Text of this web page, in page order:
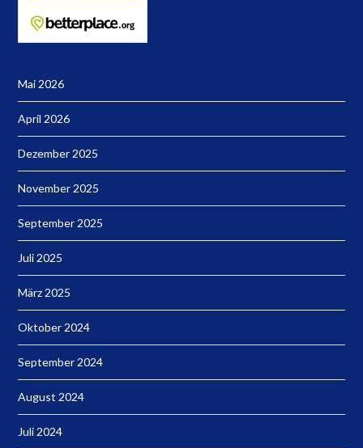
Mai 2026
April 2026
Dezember 2025
November 2025
September 2025
Juli 2025
März 2025
Oktober 2024
September 2024
August 2024
Juli 2024